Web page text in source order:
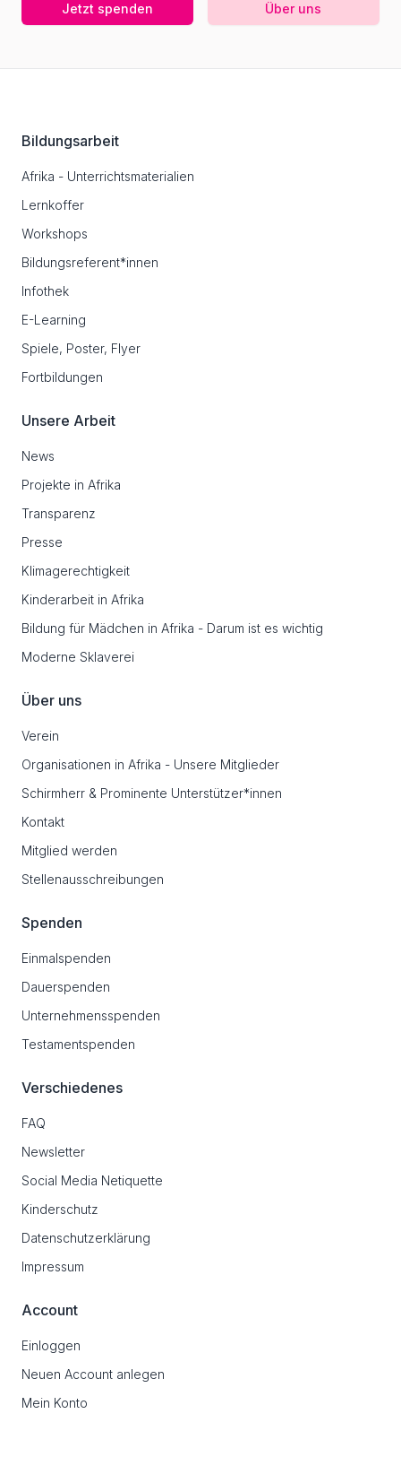
Jetzt spenden Über uns
Bildungsarbeit
Afrika - Unterrichtsmaterialien
Lernkoffer
Workshops
Bildungsreferent*innen
Infothek
E-Learning
Spiele, Poster, Flyer
Fortbildungen
Unsere Arbeit
News
Projekte in Afrika
Transparenz
Presse
Klimagerechtigkeit
Kinderarbeit in Afrika
Bildung für Mädchen in Afrika - Darum ist es wichtig
Moderne Sklaverei
Über uns
Verein
Organisationen in Afrika - Unsere Mitglieder
Schirmherr & Prominente Unterstützer*innen
Kontakt
Mitglied werden
Stellenausschreibungen
Spenden
Einmalspenden
Dauerspenden
Unternehmensspenden
Testamentspenden
Verschiedenes
FAQ
Newsletter
Social Media Netiquette
Kinderschutz
Datenschutzerklärung
Impressum
Account
Einloggen
Neuen Account anlegen
Mein Konto